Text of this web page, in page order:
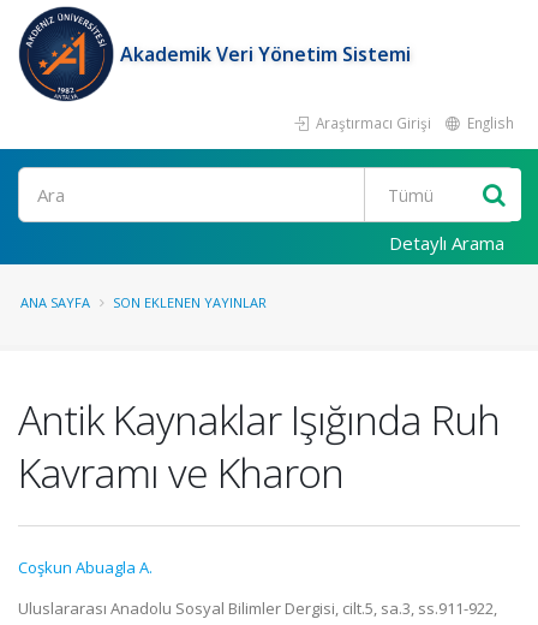
Akademik Veri Yönetim Sistemi
Araştırmacı Girişi English
Ara
Detaylı Arama
ANA SAYFA SON EKLENEN YAYINLAR
Antik Kaynaklar Işığında Ruh
Kavramı ve Kharon
Coşkun Abuagla A.
Uluslararası Anadolu Sosyal Bilimler Dergisi, cilt.5, sa.3, ss.911-922,